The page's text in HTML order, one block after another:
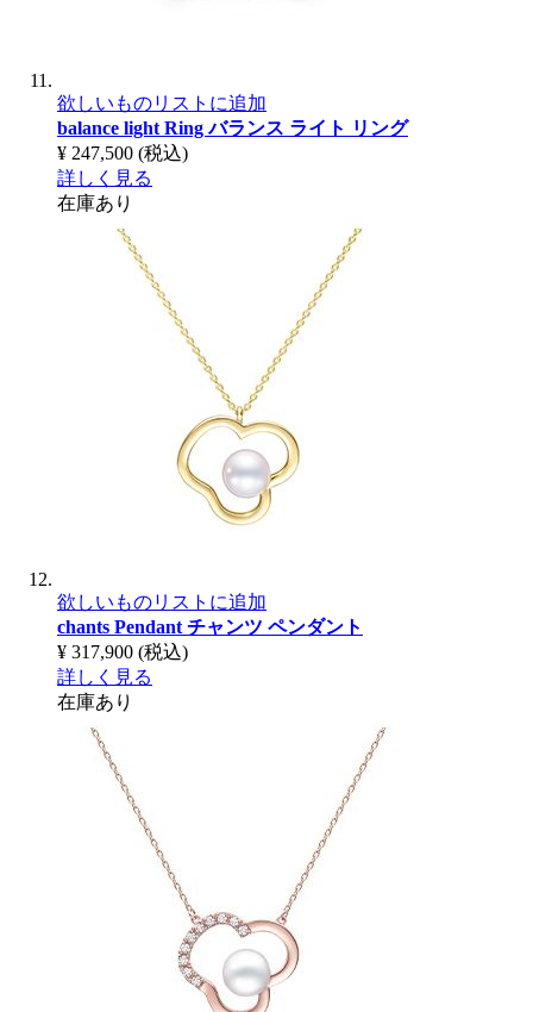
欲しいものリストに追加
balance light Ringバランス ライト リング
¥ 247,500 (税込)
詳しく見る
在庫あり
欲しいものリストに追加
chants Pendant チャンツ ペンダント
¥ 317,900 (税込)
詳しく見る
在庫あり